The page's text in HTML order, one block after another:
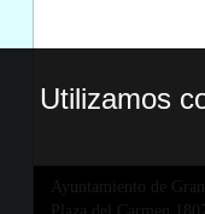
Ayuntamiento de
Utilizamos